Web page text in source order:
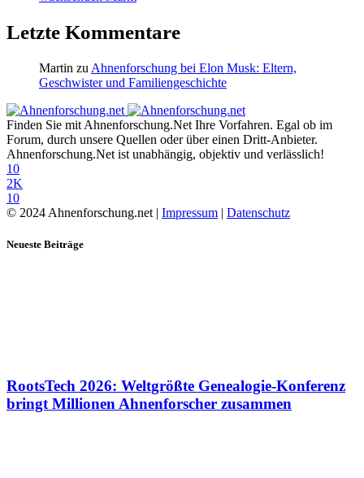
Letzte Kommentare
Martin zu Ahnenforschung bei Elon Musk: Eltern,
Geschwister und Familiengeschichte
Finden Sie mit Ahnenforschung.Net Ihre Vorfahren. Egal ob im
Forum, durch unsere Quellen oder über einen Dritt-Anbieter.
Ahnenforschung.Net ist unabhängig, objektiv und verlässlich!
10
2K
10
© 2024 Ahnenforschung.net | Impressum | Datenschutz
Neueste Beiträge
RootsTech 2026: Weltgrößte Genealogie-Konferenz
bringt Millionen Ahnenforscher zusammen